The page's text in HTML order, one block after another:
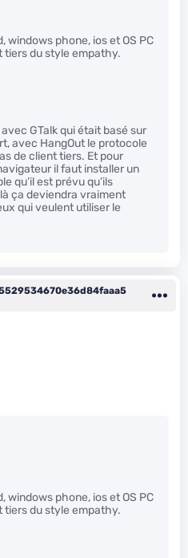
windows phone, ios et OS PC
tiers du style empathy.
GTalk qui était basé sur
avec HangOut le protocole
de client tiers. Et pour
il faut installer un
qu’il est prévu qu’ils
ça deviendra vraiment
qui veulent utiliser le
windows phone, ios et OS PC
tiers du style empathy.